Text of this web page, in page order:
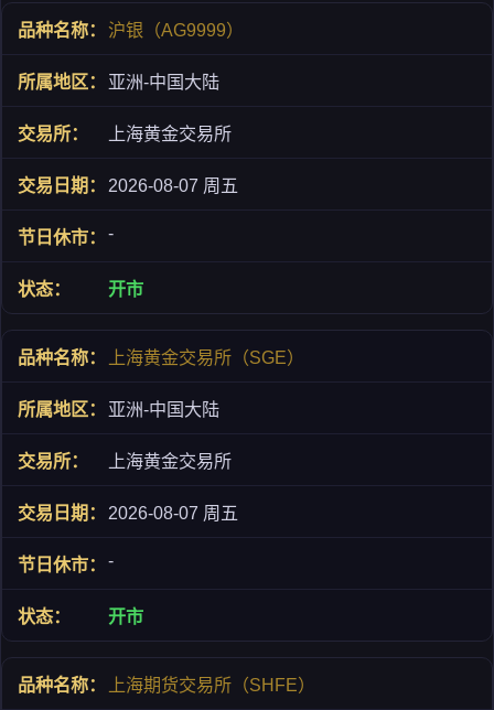
沪银（AG9999）
亚洲-中国大陆
上海黄金交易所
2026-08-07 周五
-
开市
上海黄金交易所（SGE）
亚洲-中国大陆
上海黄金交易所
2026-08-07 周五
-
开市
上海期货交易所（SHFE）